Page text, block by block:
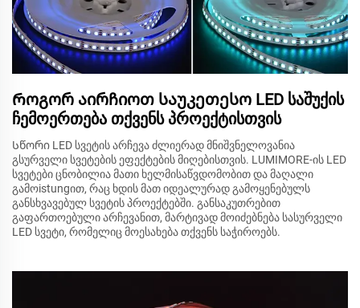
Როგორ აირჩიოთ საუკეთესო LED საშუქის
ჩემოერთება თქვენს პროექტისთვის
Სწორი LED სვეტის არჩევა ძლიერად მნიშვნელოვანია
გსურველი სვეტების ეფექტების მიღებისთვის. LUMIMORE-ის LED
სვეტები ცნობილია მათი ხელმისაწვდომობით და მაღალი
გამოistungით, რაც ხდის მათ იდეალურად გამოყენებულს
განსხვავებულ სვეტის პროექტებში. განსაკუთრებით
გაფართოებული არჩევანით, მარტივად მოიძებნება სასურველი
LED სვეტი, რომელიც მოესახება თქვენს საჭიროებს.